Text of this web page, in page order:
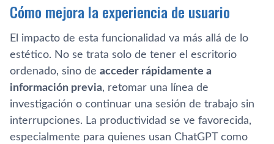
Cómo mejora la experiencia de usuario
El impacto de esta funcionalidad va más allá de lo
estético. No se trata solo de tener el escritorio
ordenado, sino de acceder rápidamente a
información previa, retomar una línea de
investigación o continuar una sesión de trabajo sin
interrupciones. La productividad se ve favorecida,
especialmente para quienes usan ChatGPT como